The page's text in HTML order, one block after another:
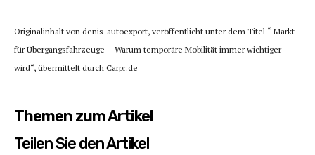
Originalinhalt von denis-autoexport, veröffentlicht unter dem Titel “ Markt
für Übergangsfahrzeuge – Warum temporäre Mobilität immer wichtiger
wird“, übermittelt durch Carpr.de
Themen zum Artikel
Teilen Sie den Artikel